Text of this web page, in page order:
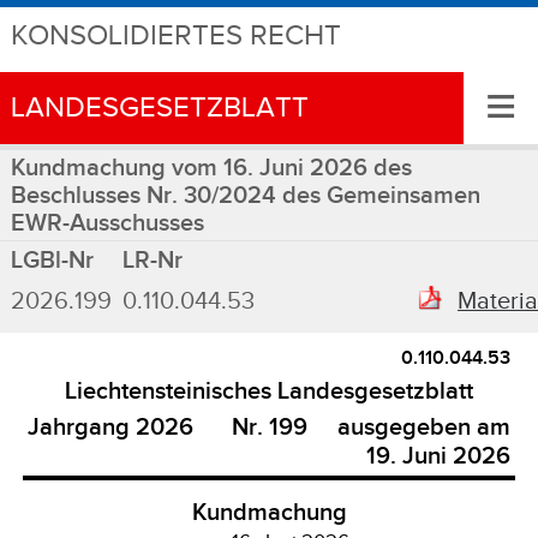
KONSOLIDIERTES RECHT
LANDESGESETZBLATT ≡
Kundmachung vom 16. Juni 2026 des
Beschlusses Nr. 30/2024 des Gemeinsamen
EWR-Ausschusses
LGBl-Nr
LR-Nr
2026.199 0.110.044.53